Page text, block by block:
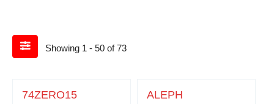
Showing 1 - 50 of 73
74ZERO15 ALEPH